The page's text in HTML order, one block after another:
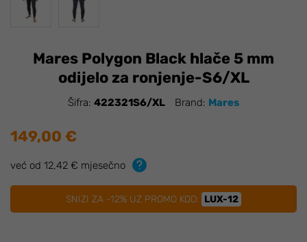
Mares Polygon Black hlače 5 mm
odijelo za ronjenje-S6/XL
Šifra: 422321S6/XL Brand: Mares
149,00 €
već od 12,42 € mjesečno
SNIZI ZA -12% UZ PROMO KOD: LUX-12